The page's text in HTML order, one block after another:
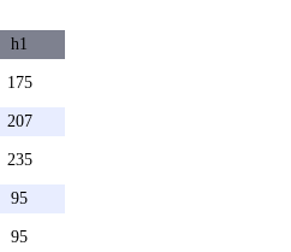
h1
175
207
235
95
95